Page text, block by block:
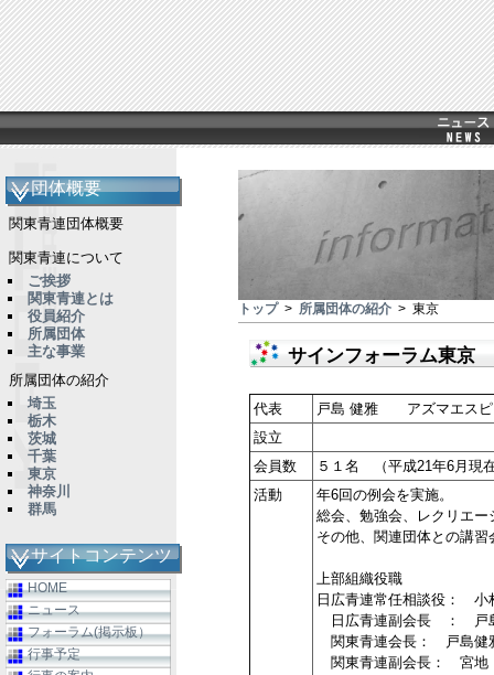
団体概要
関東青連団体概要
関東青連について
ご挨拶
関東青連とは
役員紹介
所属団体
主な事業
所属団体の紹介
埼玉
栃木
茨城
千葉
東京
神奈川
群馬
サイトコンテンツ
HOME
ニュース
フォーラム(掲示板）
行事予定
トップ> 所属団体の紹介> 東京
サインフォーラム東京
代表
戸島 健雅 アズマエスピ
設立
会員数
５１名 （平成21年6月現
活動
年6回の例会を実施。
総会、勉強会、レクリエ
その他、関連団体との講習
上部組織役職
日広青連常任相談役： 小
日広青連副会長 ： 戸
関東青連会長： 戸島健
関東青連副会長： 宮